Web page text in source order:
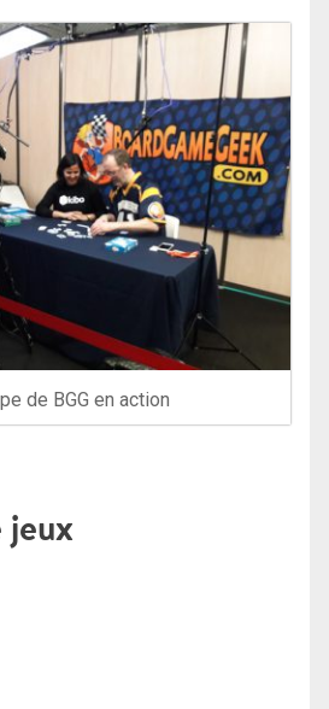
de BGG en action
jeux